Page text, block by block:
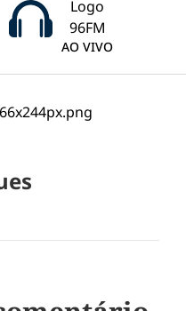
AO VIVO